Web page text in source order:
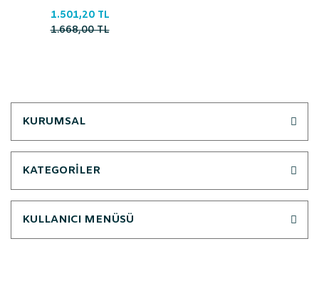
1.501,20 TL
1.668,00 TL
KURUMSAL
KATEGORİLER
KULLANICI MENÜSÜ